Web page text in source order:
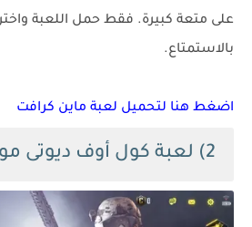
على متعة كبيرة. فقط حمل اللعبة
بالاستمتاع.
اضغط هنا لتحميل لعبة ماين كرافت
2) لعبة كول أوف ديوتى موبايل